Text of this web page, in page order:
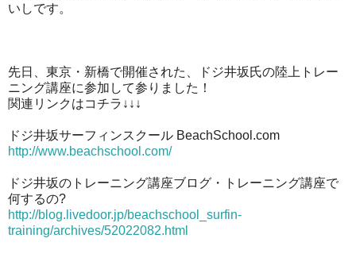
いしです。
先日、東京・新橋で開催された、ドジ井坂氏の陸上トレー
ニング講座に参加して参りました！
関連リンクはコチラ↓↓↓
ドジ井坂サーフィンスクール BeachSchool.com
http://www.beachschool.com/
ドジ井坂のトレーニング講座ブログ・トレーニング講座で
何するの?
http://blog.livedoor.jp/beachschool_surfin-
training/archives/52022082.html